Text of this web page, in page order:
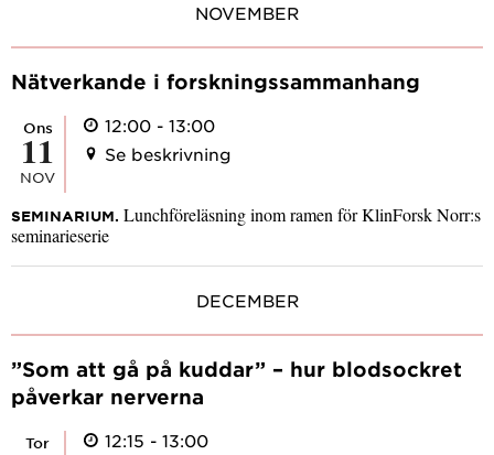
NOVEMBER
Nätverkande i forskningssammanhang
ons
11
NOV
12:00 - 13:00
Se beskrivning
SEMINARIUM. Lunchföreläsning inom ramen för KlinForsk Norr:s
seminarieserie
DECEMBER
”Som att gå på kuddar” – hur blodsockret
påverkar nerverna
tor 12:15 - 13:00